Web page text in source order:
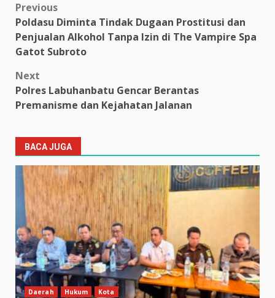
Post
navigation
Previous
Poldasu Diminta Tindak Dugaan Prostitusi dan
Penjualan Alkohol Tanpa Izin di The Vampire Spa
Gatot Subroto
Next
Polres Labuhanbatu Gencar Berantas
Premanisme dan Kejahatan Jalanan
BACA JUGA
Daerah Hukum Kota